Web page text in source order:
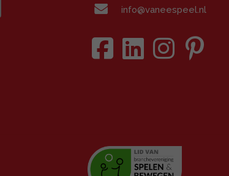
info@vaneespeel.nl